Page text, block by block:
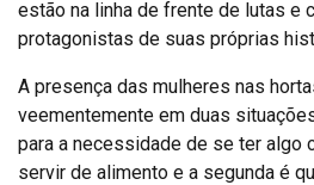
estão na linha de frente de lutas e
protagonistas de suas próprias
A presença das mulheres nas
veementemente em duas
para a necessidade de se ter algo
servir de alimento e a segunda é